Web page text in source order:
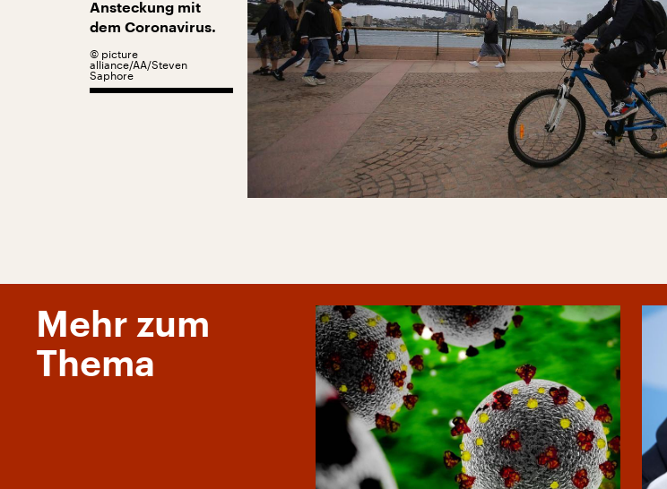
Ansteckung mit
dem Coronavirus.
© picture
alliance/AA/Steven
Saphore
Mehr zum
Thema